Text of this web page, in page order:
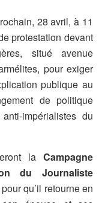
28 avril, à 11
protestation devant
situé avenue
pour exiger
publique au
de politique
impérialistes du
la Campagne
du Journaliste
qu’il retourne en